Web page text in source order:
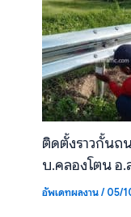
ติดตั้งราวกั้นถ
บ.คลองโตน อ.
อัพเดทผลงาน/05/